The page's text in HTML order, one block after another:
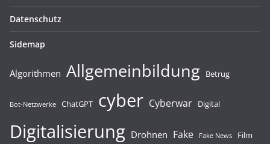
Datenschutz
Sidemap
Algorithmen Allgemeinbildung Betrug
Bot-Netzwerke ChatGPT cyber Cyberwar Digital
Digitalisierung Drohnen Fake Fake News Film